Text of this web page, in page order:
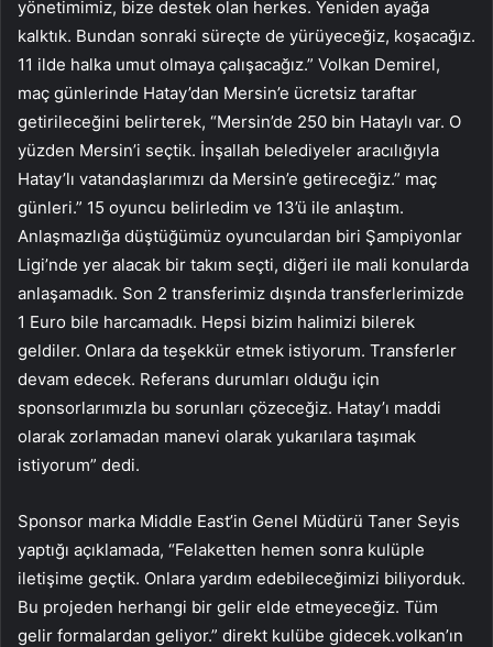
yönetimimiz, bize destek olan herkes. Yeniden ayağa
kalktık. Bundan sonraki süreçte de yürüyeceğiz, koşacağız.
11 ilde halka umut olmaya çalışacağız.” Volkan Demirel,
maç günlerinde Hatay’dan Mersin’e ücretsiz taraftar
getirileceğini belirterek, “Mersin’de 250 bin Hataylı var. O
yüzden Mersin’i seçtik. İnşallah belediyeler aracılığıyla
Hatay’lı vatandaşlarımızı da Mersin’e getireceğiz.” maç
günleri.” 15 oyuncu belirledim ve 13’ü ile anlaştım.
Anlaşmazlığa düştüğümüz oyunculardan biri Şampiyonlar
Ligi’nde yer alacak bir takım seçti, diğeri ile mali konularda
anlaşamadık. Son 2 transferimiz dışında transferlerimizde
1 Euro bile harcamadık. Hepsi bizim halimizi bilerek
geldiler. Onlara da teşekkür etmek istiyorum. Transferler
devam edecek. Referans durumları olduğu için
sponsorlarımızla bu sorunları çözeceğiz. Hatay’ı maddi
olarak zorlamadan manevi olarak yukarılara taşımak
istiyorum” dedi.
Sponsor marka Middle East’in Genel Müdürü Taner Seyis
yaptığı açıklamada, “Felaketten hemen sonra kulüple
iletişime geçtik. Onlara yardım edebileceğimizi biliyorduk.
Bu projeden herhangi bir gelir elde etmeyeceğiz. Tüm
gelir formalardan geliyor.” direkt kulübe gidecek.volkan’ın